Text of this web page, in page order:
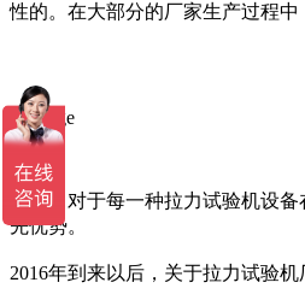
性的。在大部分的厂家生产过程
当然，对于每一种拉力试验机设
先优势。
2016年到来以后，关于拉力试验